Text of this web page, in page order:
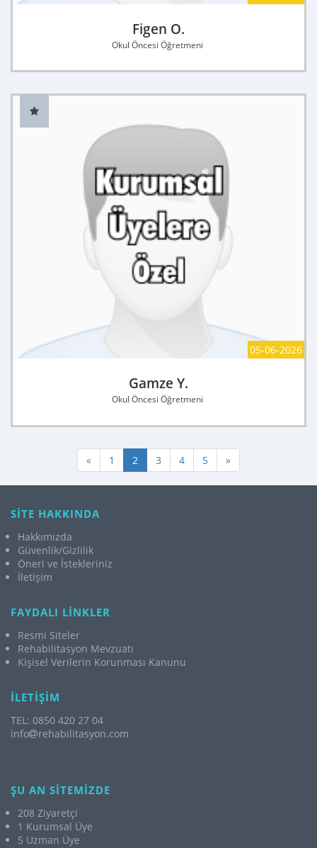
Figen O.
Okul Öncesi Öğretmeni
05-06-2026
Gamze Y.
Okul Öncesi Öğretmeni
« 1 2 3 4 5 »
SİTE HAKKINDA
Hakkımızda
Güvenlik/Gizlilik
Öneri ve İstekleriniz
İletişim
FAYDALI LİNKLER
Resmi Siteler
Rehabilitasyon Mevzuatı
Kişisel Verilerin Korunması Kanunu
İLETİŞİM
TEL: 0850 420 27 04
info
rehabilitasyon.com
ŞU AN SİTEMİZDE
208 Ziyaretçi
1 Kurumsal Üye
5 Uzman Üye